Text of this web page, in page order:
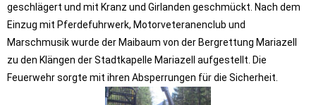
geschlägert und mit Kranz und Girlanden geschmückt. Nach dem
Einzug mit Pferdefuhrwerk, Motorveteranenclub und
Marschmusik wurde der Maibaum von der Bergrettung Mariazell
zu den Klängen der Stadtkapelle Mariazell aufgestellt. Die
Feuerwehr sorgte mit ihren Absperrungen für die Sicherheit.